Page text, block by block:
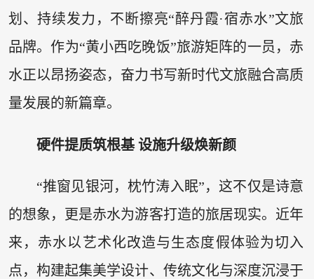
划、持续发力，不断擦亮“醉丹霞·宿赤水”文旅
品牌。作为“黄小西吃晚饭”旅游矩阵的一员，赤
水正以昂扬姿态，奋力书写新时代文旅融合高质
量发展的新篇章。
硬件提质筑根基 设施升级焕新颜
“推窗见银河，枕竹涛入眠”，这不仅是诗意
的想象，更是赤水为游客打造的旅居现实。近年
来，赤水以艺术化改造与生态度假体验为切入
点，构建起集美学设计、传统文化与深度沉浸于